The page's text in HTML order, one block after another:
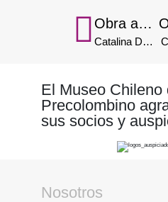
Obra anterior
Catalina Devia
El Museo Chileno
Precolombino
sus socios y
Nosotros